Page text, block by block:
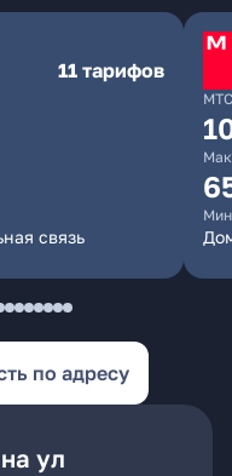
11 тарифов
связь
МТС
по адресу
ул